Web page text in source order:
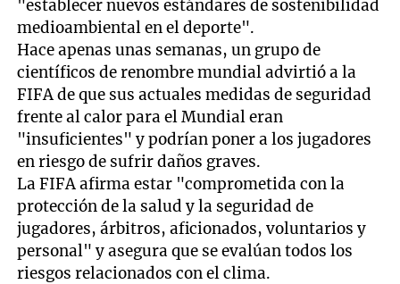
"establecer nuevos estándares de sostenibilidad
medioambiental en el deporte".
Hace apenas unas semanas, un grupo de
científicos de renombre mundial advirtió a la
FIFA de que sus actuales medidas de seguridad
frente al calor para el Mundial eran
"insuficientes" y podrían poner a los jugadores
en riesgo de sufrir daños graves.
La FIFA afirma estar "comprometida con la
protección de la salud y la seguridad de
jugadores, árbitros, aficionados, voluntarios y
personal" y asegura que se evalúan todos los
riesgos relacionados con el clima.